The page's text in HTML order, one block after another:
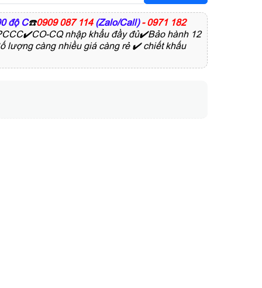
độ C☎️0909 087 114 (Zalo/Call) - 0971 182
CQ nhập khẩu đầy đủ✔️Bảo hành 12
lượng càng nhiều giá càng rẻ ✔️ chiết khấu